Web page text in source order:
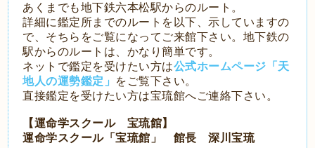
あくまでも地下鉄六本松駅からのルート。
詳細に鑑定所までのルートを以下、示していますの
で、そちらをご覧になってご来館下さい。地下鉄の
駅からのルートは、かなり簡単です。
ネットで鑑定を受けたい方は公式ホームページ「天
地人の運勢鑑定」
をご覧下さい。
直接鑑定を受けたい方は宝琉館へご連絡下さい。
【運命学スクール 宝琉館】
運命学スクール「宝琉館」 館長 深川宝琉